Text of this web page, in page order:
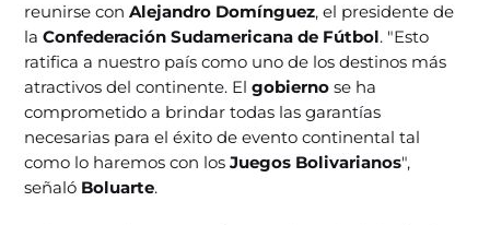
reunirse conAlejandro Domínguez, el presidente de
laConfederación Sudamericana de Fútbol. "Esto
ratifica a nuestro país como uno de los destinos más
atractivos del continente. Elgobierno se ha
comprometido a brindar todas las garantías
necesarias para el éxito de evento continental tal
como lo haremos con losJuegos Bolivarianos",
señaló Boluarte.